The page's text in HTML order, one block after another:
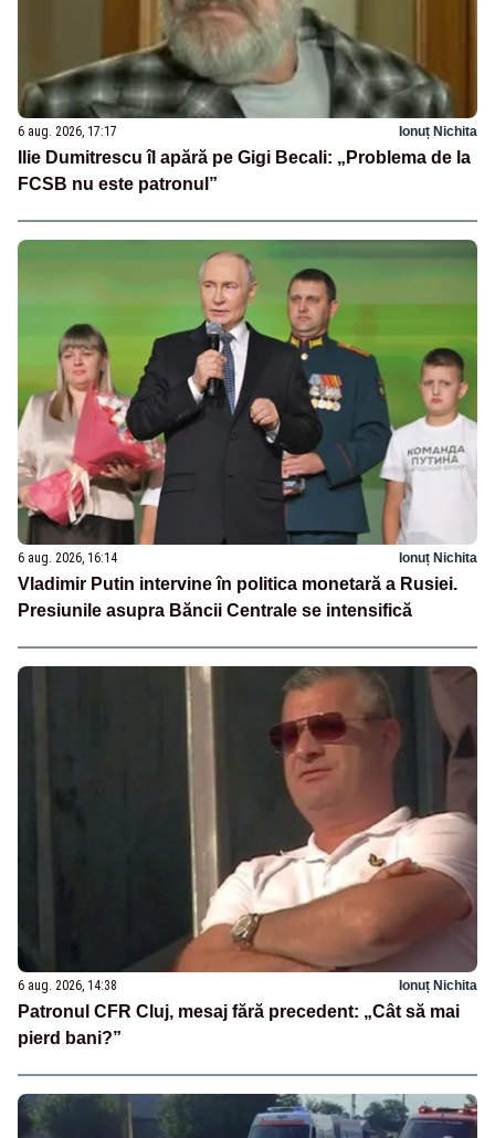
6 aug. 2026, 17:17 Ionuț Nichita
Ilie Dumitrescu îl apără pe Gigi Becali: „Problema de la
FCSB nu este patronul”
6 aug. 2026, 16:14 Ionuț Nichita
Vladimir Putin intervine în politica monetară a Rusiei.
Presiunile asupra Băncii Centrale se intensifică
6 aug. 2026, 14:38 Ionuț Nichita
Patronul CFR Cluj, mesaj fără precedent: „Cât să mai
pierd bani?”